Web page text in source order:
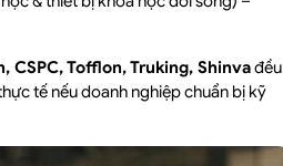
CSPC, Tofflon, Truking, Shinvađều
tế nếu doanh nghiệp chuẩn bị kỹ